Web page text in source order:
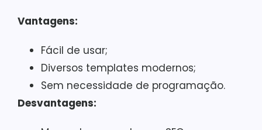
Vantagens:
Fácil de usar;
Diversos templates modernos;
Sem necessidade de programação.
Desvantagens: